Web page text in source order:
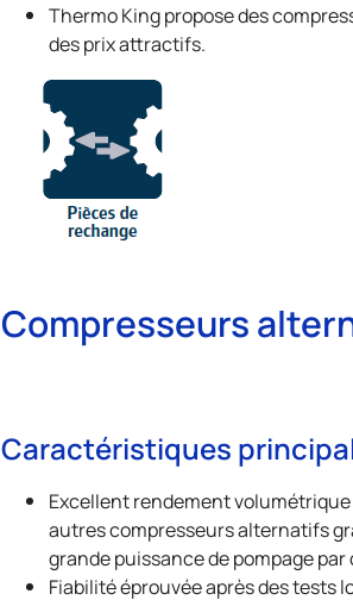
Thermo Kingpropose des
des prix attractifs.
Compresseurs
Caractéristiques
Excellent rendement
autres compresseurs alternatifs
grande puissance de pompage
Fiabilité éprouvée après des tests